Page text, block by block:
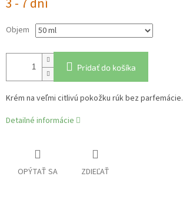
cena:
3 - 7 dní
Objem
Pridať do košíka
Krém na veľmi citlivú pokožku rúk bez parfemácie.
Detailné informácie
OPÝTAŤ SA ZDIEĽAŤ